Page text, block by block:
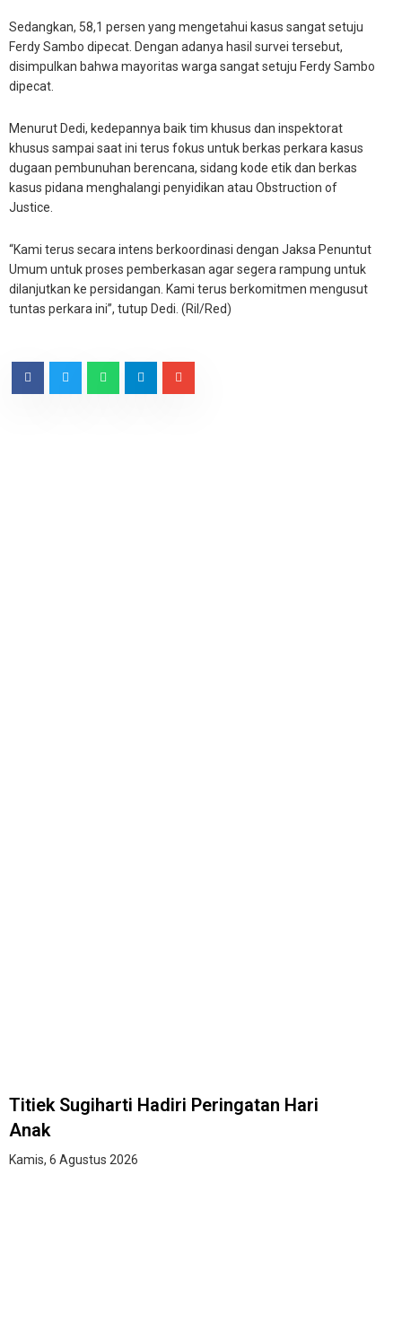
Sedangkan, 58,1 persen yang mengetahui kasus sangat setuju
Ferdy Sambo dipecat. Dengan adanya hasil survei tersebut,
disimpulkan bahwa mayoritas warga sangat setuju Ferdy Sambo
dipecat.
Menurut Dedi, kedepannya baik tim khusus dan inspektorat
khusus sampai saat ini terus fokus untuk berkas perkara kasus
dugaan pembunuhan berencana, sidang kode etik dan berkas
kasus pidana menghalangi penyidikan atau Obstruction of
Justice.
“Kami terus secara intens berkoordinasi dengan Jaksa Penuntut
Umum untuk proses pemberkasan agar segera rampung untuk
dilanjutkan ke persidangan. Kami terus berkomitmen mengusut
tuntas perkara ini”, tutup Dedi. (Ril/Red)
Titiek Sugiharti Hadiri Peringatan Hari
Anak
Kamis, 6 Agustus 2026